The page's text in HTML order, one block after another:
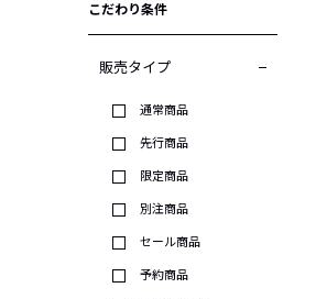
こだわり条件
販売タイプ
通常商品
先行商品
限定商品
別注商品
セール商品
予約商品